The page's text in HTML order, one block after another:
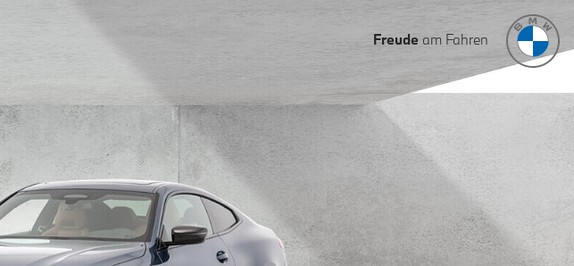
Freude am Fahren